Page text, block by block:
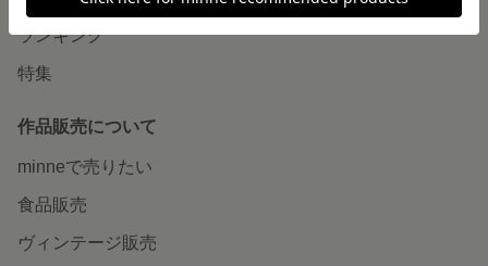
ランキング
特集
作品販売について
minneで売りたい
食品販売
ヴィンテージ販売